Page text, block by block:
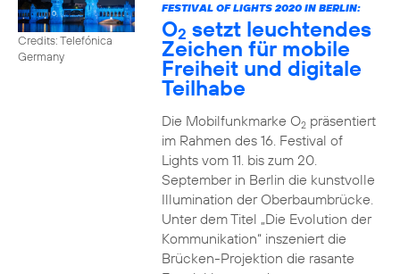
Credits: Telefónica
Germany
FESTIVAL OF LIGHTS 2020 IN BERLIN:
O2 setzt leuchtendes
Zeichen für mobile
Freiheit und digitale
Teilhabe
Die Mobilfunkmarke O2präsentiert
im Rahmen des 16. Festival of
Lights vom 11. bis zum 20.
September in Berlin die kunstvolle
Illumination der Oberbaumbrücke.
Unter dem Titel „Die Evolution der
Kommunikation“ inszeniert die
Brücken-Projektion die rasante